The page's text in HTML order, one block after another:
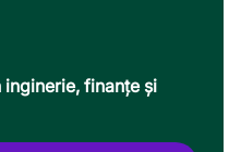
finanțe și